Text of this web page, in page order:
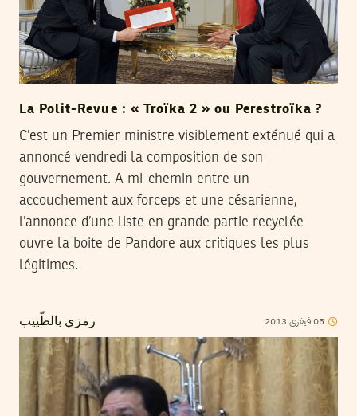
La Polit-Revue : « Troïka 2 » ou Perestroïka ?
C’est un Premier ministre visiblement exténué qui a
annoncé vendredi la composition de son
gouvernement. A mi-chemin entre un
accouchement aux forceps et une césarienne,
l’annonce d’une liste en grande partie recyclée
ouvre la boite de Pandore aux critiques les plus
légitimes.
رمزي بالطّييب 05فيفري 2013